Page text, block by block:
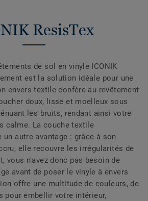
ResisTex
de sol en vinyle ICONIK
est la solution idéale pour une
envers textile confère au revêtement
doux, lisse et moelleux sous
les bruits, rendant ainsi votre
calme. La couche textile
autre avantage : grâce à son
elle recouvre les irrégularités de
vous n'avez donc pas besoin de
avant de poser le vinyle à envers
offre une multitude de couleurs, de
pour embellir votre intérieur,